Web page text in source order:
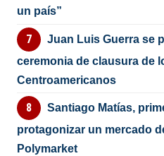
un país”
Juan Luis Guerra se
ceremonia de clausura de
Centroamericanos
Santiago Matías,
protagonizar un mercado
Polymarket